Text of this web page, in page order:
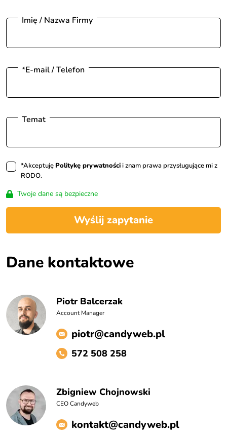
Imię / Nazwa Firmy
*E-mail / Telefon
Temat
*Akceptuję Politykę prywatnościi znam prawa przysługujące mi z
RODO.
Twoje dane są bezpieczne
Wyślij zapytanie
Dane kontaktowe
Piotr Balcerzak
Account Manager
piotr@candyweb.pl
572 508 258
Zbigniew Chojnowski
CEO Candyweb
kontakt@candyweb.pl